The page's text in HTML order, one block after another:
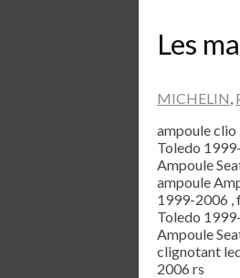
Les
MICHELIN,
ampoule clio
Toledo
Ampoule
ampoule
1999-2006 ,
Toledo
Ampoule
clignotant
2006 rs